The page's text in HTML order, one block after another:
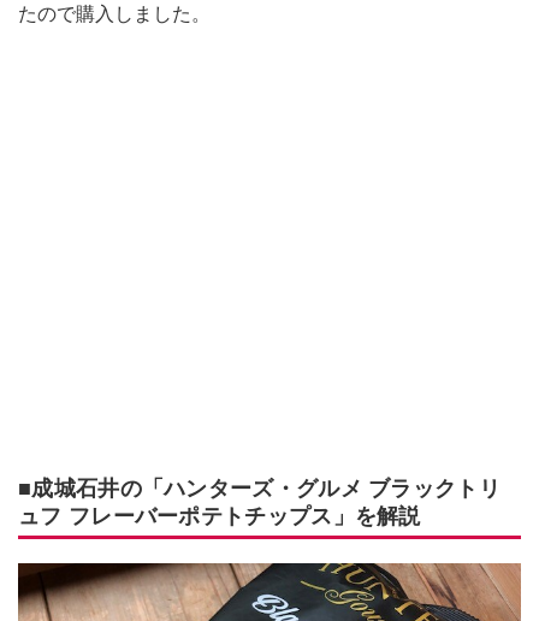
たので購入しました。
■成城石井の「ハンターズ・グルメ ブラックトリ
ュフ フレーバーポテトチップス」を解説